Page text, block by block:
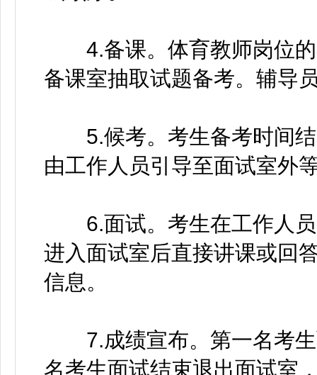
4.备课。体育教师岗位的
备课室抽取试题备考。辅导
5.候考。考生备考时间结
由工作人员引导至面试室外
6.面试。考生在工作人员
进入面试室后直接讲课或回
信息。
7.成绩宣布。第一名考生
名考生面试结束退出面试室